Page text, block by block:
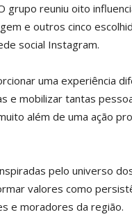
grupo reuniu oito
e outros cinco
social Instagram.
uma experiência
e mobilizar tantas
além de uma ação
pelo universo
valores como
e moradores da região.